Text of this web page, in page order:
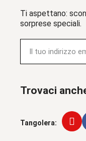
Ti aspettano:
sorprese speciali.
Trovaci
Tangolera: